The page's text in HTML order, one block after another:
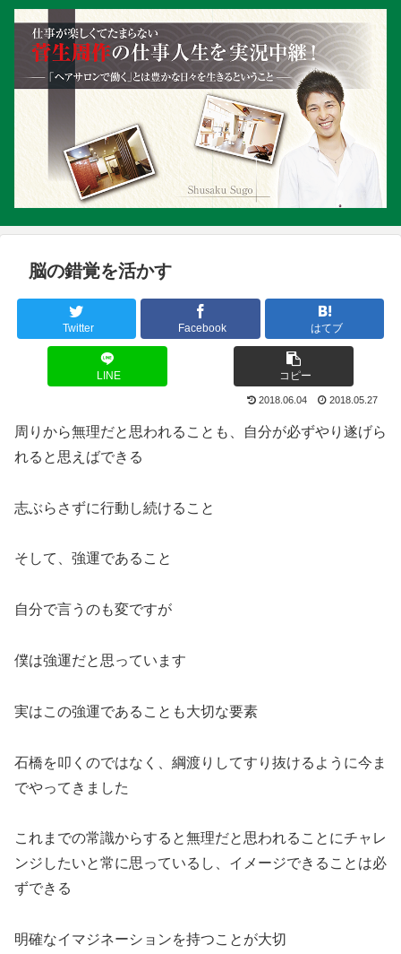
脳の錯覚を活かす
Twitter Facebook はてブ
LINE コピー
2018.06.04 2018.05.27
周りから無理だと思われることも、自分が必ずやり遂げら
れると思えばできる
志ぶらさずに行動し続けること
そして、強運であること
自分で言うのも変ですが
僕は強運だと思っています
実はこの強運であることも大切な要素
石橋を叩くのではなく、綱渡りしてすり抜けるように今ま
でやってきました
これまでの常識からすると無理だと思われることにチャレ
ンジしたいと常に思っているし、イメージできることは必
ずできる
明確なイマジネーションを持つことが大切